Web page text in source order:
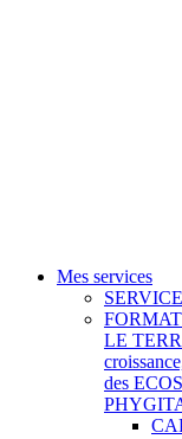
Mes services
LE
des